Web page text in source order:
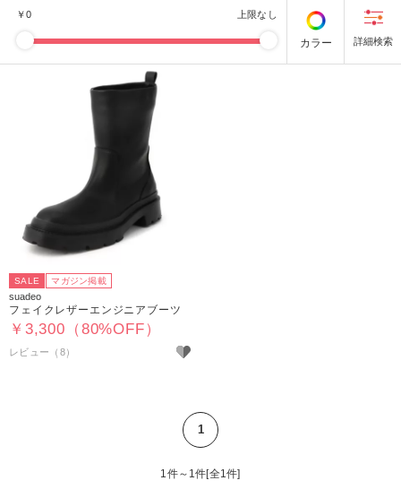
￥0 上限なし
カラー
SALE マガジン掲載
suadeo
フェイクレザーエンジニアブーツ
￥3,300（80%OFF）
レビュー（8）
1
1件～1件[全1件]